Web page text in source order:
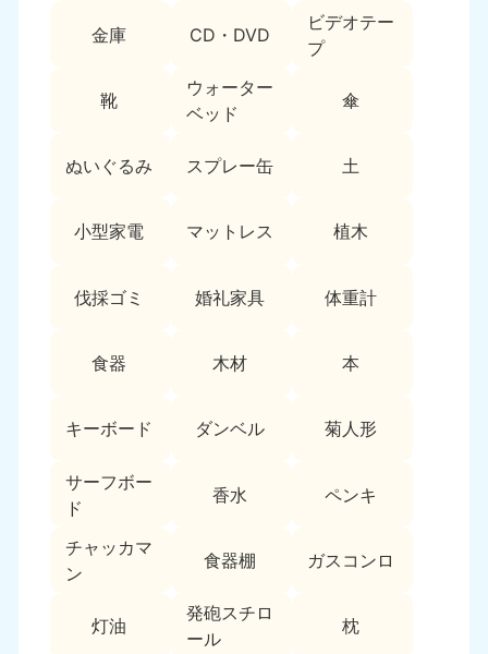
金庫 CD・DVD
ビデオテー
プ
靴
ウォーター
ベッド
傘
ぬいぐるみ スプレー缶 土
小型家電 マットレス 植木
伐採ゴミ 婚礼家具 体重計
食器 木材 本
キーボード ダンベル 菊人形
サーフボー
ド
香水 ペンキ
チャッカマ
ン
食器棚 ガスコンロ
灯油
発砲スチロ
ール
枕
愛知県
9:00〜19:00 年中無休
岐阜県
050-1881-5259
9:00〜19:00 年中無休
050-1881-5256
9:00〜19:00 年中無休
050-1881-5260
9:00〜19:00 年中無休
福井県 石川県
050-1881-5262
9:00〜19:00 年中無休
050-1881-5257
9:00〜19:00 年中無休
新潟県
050-1881-5263
近畿
大阪府
050-1881-5250
9:00〜19:00 年中無休
兵庫県